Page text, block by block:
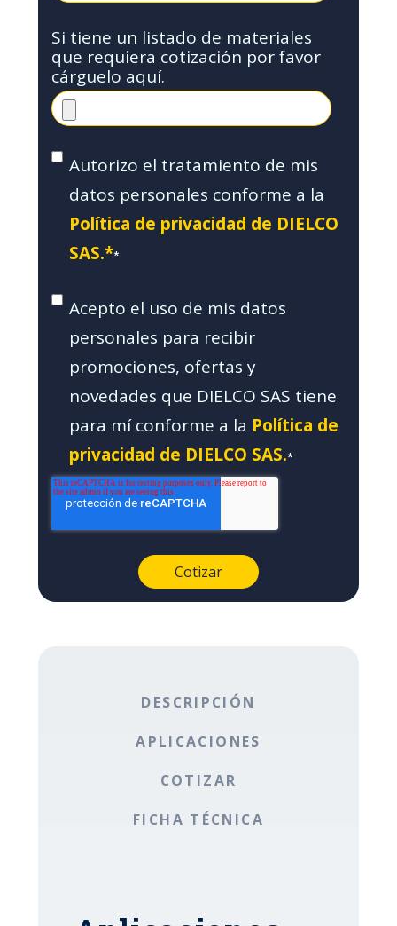
Si tiene un listado de materiales
que requiera cotización por favor
cárguelo aquí.
Autorizo el tratamiento de mis
datos personales conforme a la
Política de privacidad de DIELCO
SAS.**
Acepto el uso de mis datos
personales para recibir
promociones, ofertas y
novedades que DIELCO SAS tiene
para mí conforme a la Política de
privacidad de DIELCO SAS.*
DESCRIPCIÓN
APLICACIONES
COTIZAR
FICHA TÉCNICA